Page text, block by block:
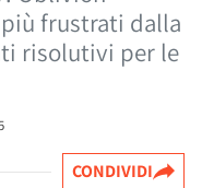
frustrati dalla
risolutivi per le
CONDIVIDI